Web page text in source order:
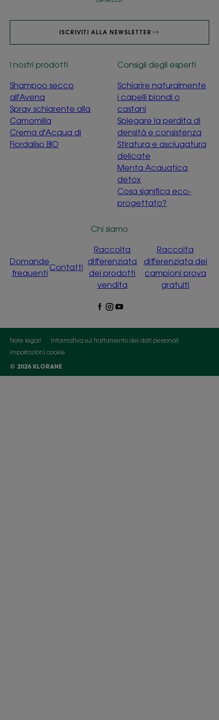
ISCRIVITI ALLA NEWSLETTER
I nostri prodotti
Shampoo secco
all'Avena
Spray schiarente alla
Camomilla
Crema d'Acqua di
Fiordaliso BIO
Consigli degli esperti
Schiarire naturalmente
i capelli biondi o
castani
Spiegare la perdita di
densità e consistenza
Stiratura e asciugatura
delicate
Menta Acquatica
detox
Cosa significa eco-
progettato?
Chi siamo
Domande
frequenti
Contatti
Raccolta
differenziata
dei prodotti
vendita
Raccolta
differenziata dei
campioni prova
gratuiti
Note legali
Informativa sul trattamento dei dati personali
Impostazioni cookie
© 2026 KLORANE